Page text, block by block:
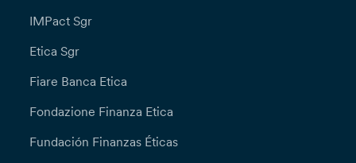
IMPact Sgr
Etica Sgr
Fiare Banca Etica
Fondazione Finanza Etica
Fundación Finanzas Éticas